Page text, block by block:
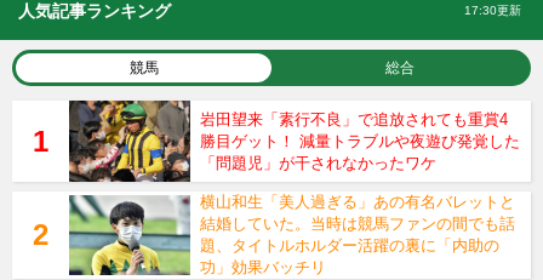
人気記事ランキング 17:30更新
競馬 総合
岩田望来「素行不良」で追放されても重賞4
勝目ゲット！ 減量トラブルや夜遊び発覚した
「問題児」が干されなかったワケ
横山和生「美人過ぎる」あの有名バレットと
結婚していた。当時は競馬ファンの間でも話
題、タイトルホルダー活躍の裏に「内助の
功」効果バッチリ